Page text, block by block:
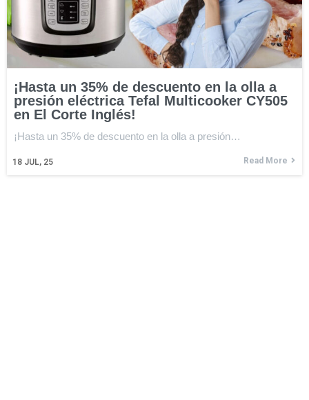
¡Hasta un 35% de descuento en la olla a
presión eléctrica Tefal Multicooker CY505
en El Corte Inglés!
18 JUL, 25
¡Hasta un 35% de descuento en la olla a presión…
Read More